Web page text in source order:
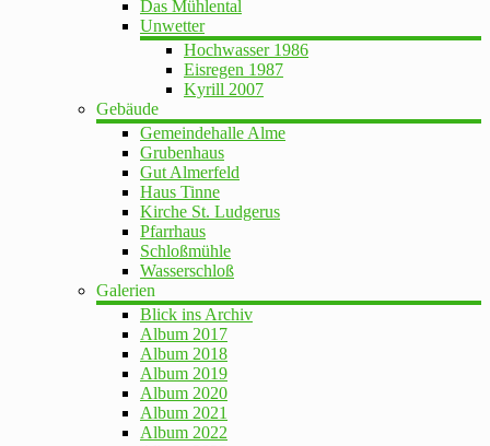
Das Mühlental
Unwetter
Hochwasser 1986
Eisregen 1987
Kyrill 2007
Gebäude
Gemeindehalle Alme
Grubenhaus
Gut Almerfeld
Haus Tinne
Kirche St. Ludgerus
Pfarrhaus
Schloßmühle
Wasserschloß
Galerien
Blick ins Archiv
Album 2017
Album 2018
Album 2019
Album 2020
Album 2021
Album 2022